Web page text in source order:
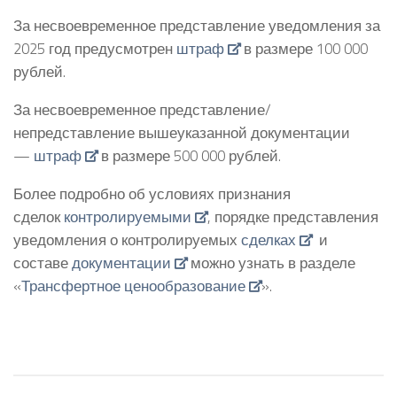
За несвоевременное представление уведомления за
2025 год предусмотрен штраф
в размере 100 000
рублей.
За несвоевременное представление/
непредставление вышеуказанной документации
— штраф
в размере 500 000 рублей.
Более подробно об условиях признания
сделокконтролируемыми
, порядке представления
уведомления о контролируемых сделках
и
составедокументации
можно узнать в разделе
«Трансфертное ценообразование ».